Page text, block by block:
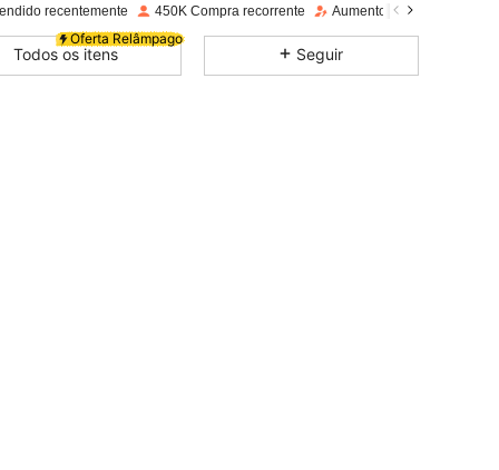
3.1K
recentemente 450K Compra recorrente Aumento de seguidores
Oferta Relâmpago
Todos os itens Seguir